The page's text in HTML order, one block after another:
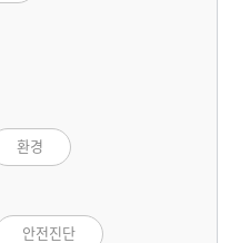
환경
안전진단